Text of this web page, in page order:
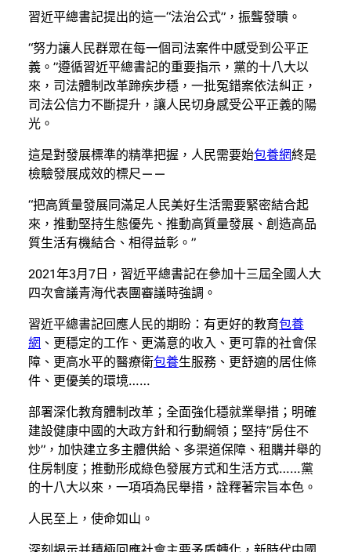
習近平總書記提出的這一“法治公式”，振聾發聵。
“努力讓人民群眾在每一個司法案件中感受到公平正
義。”遵循習近平總書記的重要指示，黨的十八大以
來，司法體制改革蹄疾步穩，一批冤錯案依法糾正，
司法公信力不斷提升，讓人民切身感受公平正義的陽
光。
這是對發展標準的精準把握，人民需要始包養網終是
檢驗發展成效的標尺——
“把高質量發展同滿足人民美好生活需要緊密結合起
來，推動堅持生態優先、推動高質量發展、創造高品
質生活有機結合、相得益彰。”
2021年3月7日，習近平總書記在參加十三屆全國人大
四次會議青海代表團審議時強調。
習近平總書記回應人民的期盼：有更好的教育包養
網 、更穩定的工作、更滿意的收入、更可靠的社會保
障、更高水平的醫療衛包養生服務、更舒適的居住條
件、更優美的環境……
部署深化教育體制改革；全面強化穩就業舉措；明確
建設健康中國的大政方針和行動綱領；堅持“房住不
炒”，加快建立多主體供給、多渠道保障、租購并舉的
住房制度；推動形成綠色發展方式和生活方式……黨
的十八大以來，一項項為民舉措，詮釋著宗旨本色。
人民至上，使命如山。